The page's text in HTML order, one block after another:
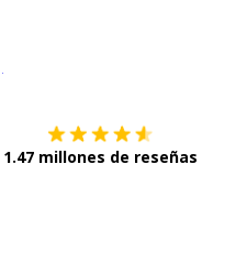
1.47 millones de reseñas